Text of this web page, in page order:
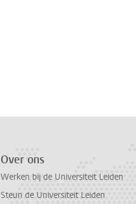
Over ons
Werken bij de Universiteit Leiden
Steun de Universiteit Leiden